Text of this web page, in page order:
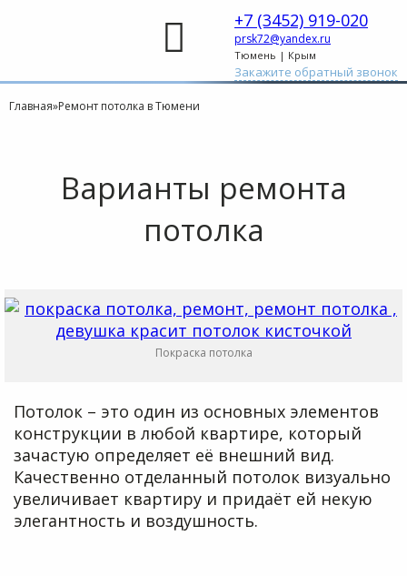
+7 (3452) 919-020
prsk72@yandex.ru
Тюмень | Крым
Закажите обратный звонок
Главная»Ремонт потолка в Тюмени
Варианты ремонта
потолка
Покраска потолка
Потолок – это один из основных элементов
конструкции в любой квартире, который
зачастую определяет её внешний вид.
Качественно отделанный потолок визуально
увеличивает квартиру и придаёт ей некую
элегантность и воздушность.